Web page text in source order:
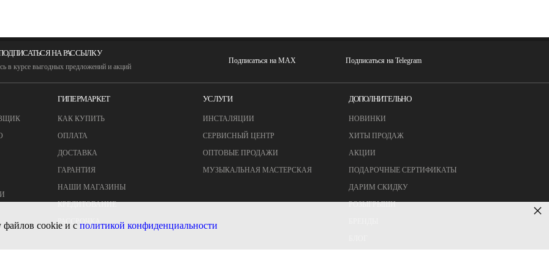
НА РАССЫЛКУ
в курсе выгодных предложений и акций
Подписаться на MAX Подписаться на Telegram
ГИПЕРМАРКЕТ
КАК КУПИТЬ
ОПЛАТА
ДОСТАВКА
ГАРАНТИЯ
НАШИ МАГАЗИНЫ
КРЕДИТОВАНИЕ
РАССРОЧКА
УСЛУГИ
ИНСТАЛЯЦИИ
СЕРВИСНЫЙ ЦЕНТР
ОПТОВЫЕ ПРОДАЖИ
МУЗЫКАЛЬНАЯ МАСТЕРСКАЯ
ДОПОЛНИТЕЛЬНО
НОВИНКИ
ХИТЫ ПРОДАЖ
АКЦИИ
ПОДАРОЧНЫЕ СЕРТИФИКАТЫ
ДАРИМ СКИДКУ
РОЗЫГРЫШИ
файлов cookie и с политикой конфиденциальности
×